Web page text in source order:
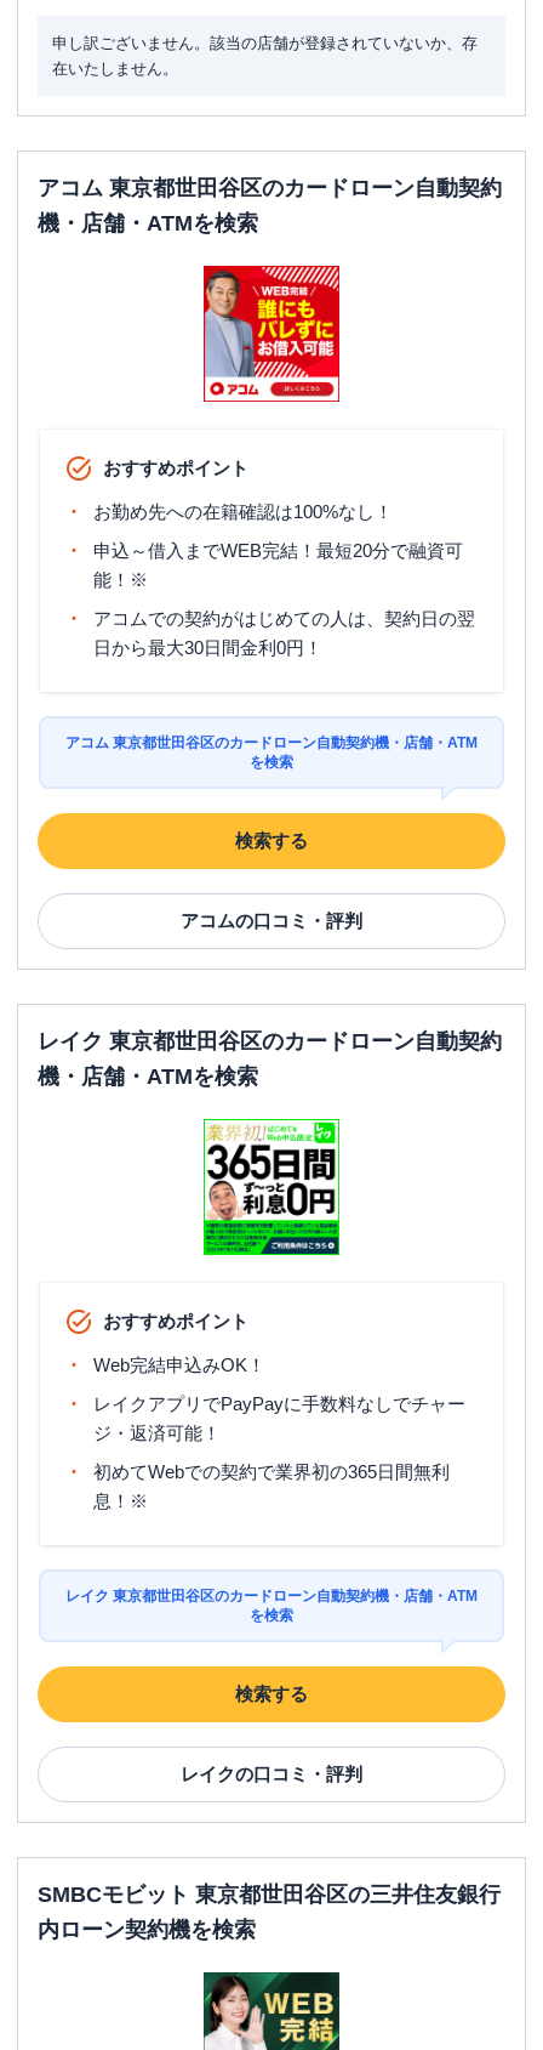
申し訳ございません。該当の店舗が登録されていないか、存
在いたしません。
アコム 東京都世田谷区のカードローン自動契約
機・店舗・ATMを検索
おすすめポイント
お勤め先への在籍確認は100%なし！
申込～借入までWEB完結！最短20分で融資可
能！※
アコムでの契約がはじめての人は、契約日の翌
日から最大30日間金利0円！
アコム 東京都世田谷区のカードローン自動契約機・店舗・ATM
を検索
検索する
アコムの口コミ・評判
レイク 東京都世田谷区のカードローン自動契約
機・店舗・ATMを検索
おすすめポイント
Web完結申込みOK！
レイクアプリでPayPayに手数料なしでチャー
ジ・返済可能！
初めてWebでの契約で業界初の365日間無利
息！※
レイク 東京都世田谷区のカードローン自動契約機・店舗・ATM
を検索
検索する
レイクの口コミ・評判
SMBCモビット 東京都世田谷区の三井住友銀行
内ローン契約機を検索